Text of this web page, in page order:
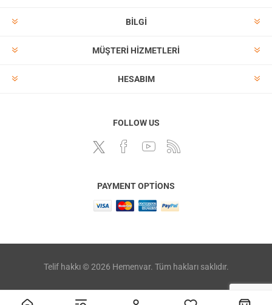
BILGI
MÜŞTERI HIZMETLERI
HESABIM
FOLLOW US
PAYMENT OPTIONS
Telif hakkı © 2026 Hemenvar. Tüm hakları saklıdır.